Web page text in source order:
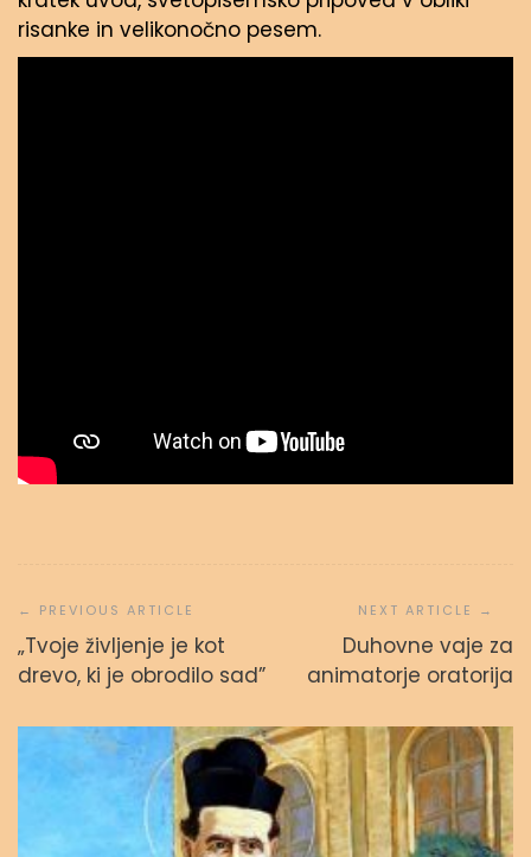
risanke in velikonočno pesem.
prispevka
„Tvoje življenje je kot
drevo, ki je obrodilo sad”
Duhovne vaje za
animatorje oratorija